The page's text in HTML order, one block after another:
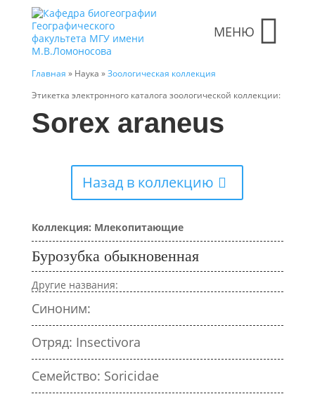
МЕНЮ
Главная » Наука »Зоологическая коллекция
Этикетка электронного каталога зоологической коллекции:
Sorex araneus
Назад в коллекцию
Коллекция: Млекопитающие
Бурозубка обыкновенная
Другие названия:
Синоним:
Отряд: Insectivora
Семейство: Soricidae